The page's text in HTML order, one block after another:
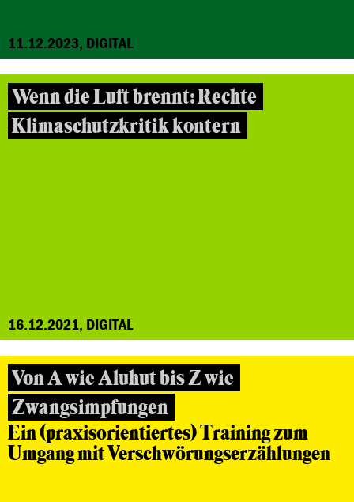
11.12.2023, DIGITAL
Wenn die Luft brennt: Rechte
Klimaschutzkritik kontern
16.12.2021, DIGITAL
Von A wie Aluhut bis Z wie
Zwangsimpfungen
Ein (praxisorientiertes) Training zum
Umgang mit Verschwörungserzählungen